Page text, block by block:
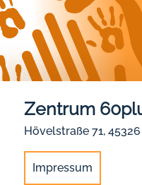
Zentrum
Hövelstraße 71,
Impressum